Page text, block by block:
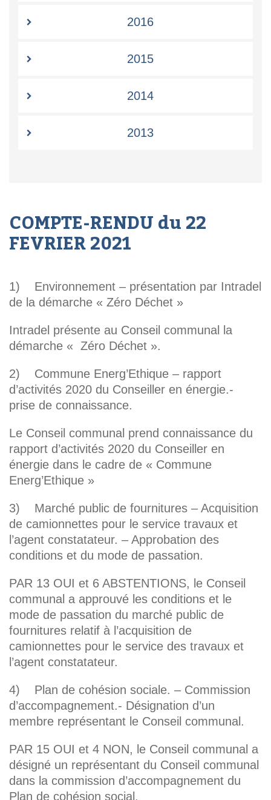
2016
2015
2014
2013
COMPTE-RENDU du 22
FEVRIER 2021
1) Environnement – présentation par Intradel
de la démarche « Zéro Déchet »
Intradel présente au Conseil communal la
démarche « Zéro Déchet ».
2) Commune Energ’Ethique – rapport
d’activités 2020 du Conseiller en énergie.-
prise de connaissance.
Le Conseil communal prend connaissance du
rapport d’activités 2020 du Conseiller en
énergie dans le cadre de « Commune
Energ’Ethique »
3) Marché public de fournitures – Acquisition
de camionnettes pour le service travaux et
l’agent constatateur. – Approbation des
conditions et du mode de passation.
PAR 13 OUI et 6 ABSTENTIONS, le Conseil
communal a approuvé les conditions et le
mode de passation du marché public de
fournitures relatif à l’acquisition de
camionnettes pour le service des travaux et
l’agent constatateur.
4) Plan de cohésion sociale. – Commission
d’accompagnement.- Désignation d’un
membre représentant le Conseil communal.
PAR 15 OUI et 4 NON, le Conseil communal a
désigné un représentant du Conseil communal
dans la commission d’accompagnement du
Plan de cohésion social.